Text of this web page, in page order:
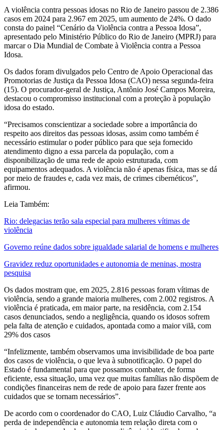
A violência contra pessoas idosas no Rio de Janeiro passou de 2.386
casos em 2024 para 2.967 em 2025, um aumento de 24%. O dado
consta do painel “Cenário da Violência contra a Pessoa Idosa”,
apresentado pelo Ministério Público do Rio de Janeiro (MPRJ) para
marcar o Dia Mundial de Combate à Violência contra a Pessoa
Idosa.
Os dados foram divulgados pelo Centro de Apoio Operacional das
Promotorias de Justiça da Pessoa Idosa (CAO) nessa segunda-feira
(15). O procurador-geral de Justiça, Antônio José Campos Moreira,
destacou o compromisso institucional com a proteção à população
idosa do estado.
“Precisamos conscientizar a sociedade sobre a importância do
respeito aos direitos das pessoas idosas, assim como também é
necessário estimular o poder público para que seja fornecido
atendimento digno a essa parcela da população, com a
disponibilização de uma rede de apoio estruturada, com
equipamentos adequados. A violência não é apenas física, mas se dá
por meio de fraudes e, cada vez mais, de crimes cibernéticos”,
afirmou.
Leia Também:
Rio: delegacias terão sala especial para mulheres vítimas de
violência
Governo reúne dados sobre igualdade salarial de homens e mulheres
Gravidez reduz oportunidades e autonomia de meninas, mostra
pesquisa
Os dados mostram que, em 2025, 2.816 pessoas foram vítimas de
violência, sendo a grande maioria mulheres, com 2.002 registros. A
violência é praticada, em maior parte, na residência, com 2.154
casos denunciados, sendo a negligência, quando os idosos sofrem
pela falta de atenção e cuidados, apontada como a maior vilã, com
29% dos casos
“Infelizmente, também observamos uma invisibilidade de boa parte
dos casos de violência, o que leva à subnotificação. O papel do
Estado é fundamental para que possamos combater, de forma
eficiente, essa situação, uma vez que muitas famílias não dispõem de
condições financeiras nem de rede de apoio para fazer frente aos
cuidados que se tornam necessários”.
De acordo com o coordenador do CAO, Luiz Cláudio Carvalho, “a
perda de independência e autonomia tem relação direta com o